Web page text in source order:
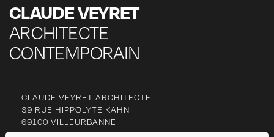
CLAUDE VEYRET
ARCHITECTE
CONTEMPORAIN
CLAUDE VEYRET ARCHITECTE
39 RUE HIPPOLYTE KAHN
69100 VILLEURBANNE